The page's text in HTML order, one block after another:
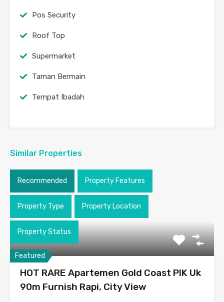
Pos Security
Roof Top
Supermarket
Taman Bermain
Tempat Ibadah
Similar Properties
Recommended Property Features
Property Type Property Location
Property Status
Featured
HOT RARE Apartemen Gold Coast PIK Uk
90m Furnish Rapi, City View